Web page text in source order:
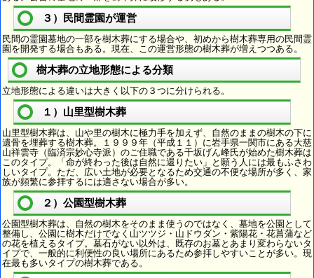
３）民間霊園が運営
民間の霊園墓地の一部を樹木葬にする場合や、初めから樹木葬専用の民間霊
園を開発する場合もある。現在、この運営形態の樹木葬が増えつつある。
樹木葬の立地形態による分類
立地形態による違いは大きく以下の３つに分けられる。
１）山里型樹木葬
山里型樹木葬は、山や里の樹木に極力手を加えず、自然のままの樹木の下に
遺骨を埋葬する樹木葬。１９９９年（平成１１）に岩手県一関市にある大慈
山祥雲寺（臨済宗妙心寺派）のご住職である千坂げん峰氏が始めた樹木葬は
このタイプ。「命が終わった後は自然に還りたい」と願う人には最もふさわ
しいタイプ。ただ、広い土地が必要となるため交通の不便な場所が多く、家
族が頻繁に参拝するには適さない場合が多い。
２）公園型樹木葬
公園型樹木葬は、自然の樹木をそのまま使うのではなく、墓地を公園として
整備し、公園に樹木だけでなく山ツツジ・山ドウダン・紫陽花・花菖蒲など
の花を植えるタイプ。墓石がない以外は、既存のお墓とあまり変わらないタ
イプで、一般的に利便性の良い場所にあるため参拝しやすいことが多い。現
在最も多いタイプの樹木葬である。